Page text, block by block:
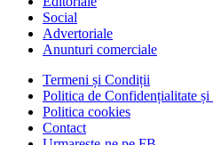
Social
Advertoriale
Anunturi comerciale
Termeni și Condiții
Politica de Confidențialitate
Politica cookies
Contact